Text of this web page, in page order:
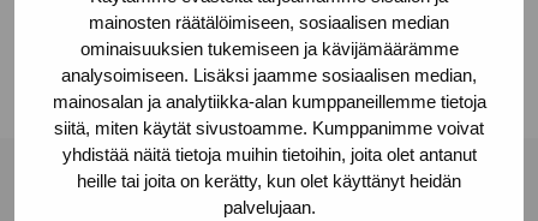
mainosten räätälöimiseen, sosiaalisen median
ominaisuuksien tukemiseen ja kävijämäärämme
analysoimiseen. Lisäksi jaamme sosiaalisen median,
mainosalan ja analytiikka-alan kumppaneillemme tietoja
siitä, miten käytät sivustoamme. Kumppanimme voivat
yhdistää näitä tietoja muihin tietoihin, joita olet antanut
heille tai joita on kerätty, kun olet käyttänyt heidän
palvelujaan.
Pro Artibus Foundation